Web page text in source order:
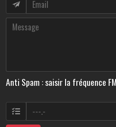
Anti Spam : saisir la fréquence